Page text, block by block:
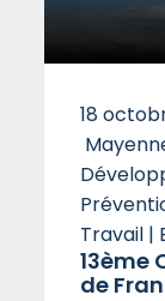
18
Travail |
13ème
de